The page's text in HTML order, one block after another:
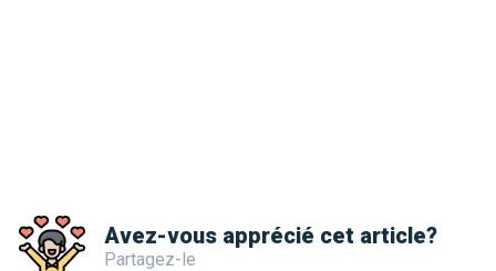
Avez-vous apprécié cet article?
Partagez-le